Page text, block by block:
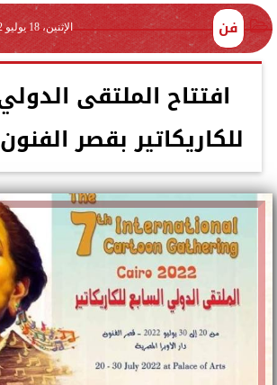
فن الإثنين، 18 يوليو 2022
افتتاح الملتقى
للكاريكاتير بقصر